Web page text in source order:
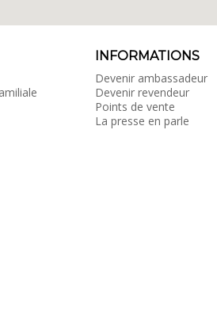
INFORMATIONS
Devenir ambassadeur
Devenir revendeur
Points de vente
La presse en parle